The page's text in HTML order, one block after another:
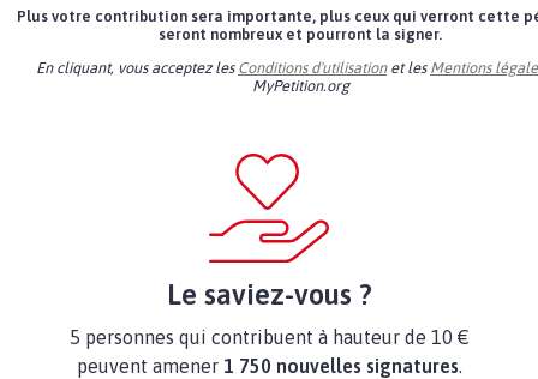
Plus votre contribution sera importante, plus ceux qui verront cette
seront nombreux et pourront la signer.
En cliquant, vous acceptez les Conditions d'utilisationet les Mentions
MyPetition.org
Le saviez-vous ?
5 personnes qui contribuent à hauteur de 10 €
peuvent amener 1 750 nouvelles signatures.